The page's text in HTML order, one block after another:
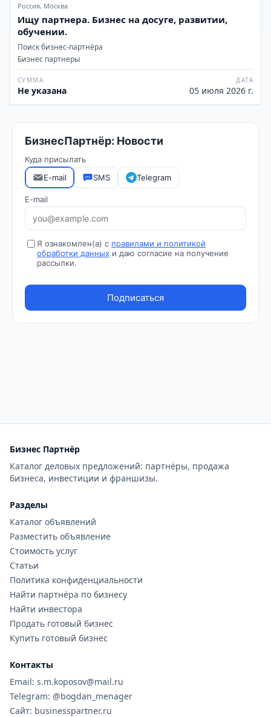
Россия, Москва
Ищу партнера. Бизнес на досуге, развитии,
обучении.
Поиск бизнес-партнёра
Бизнес партнеры
СУММА
Не указана
ДАТА
05 июля 2026 г.
Бизнес Партнёр
Каталог деловых предложений: партнёры, продажа
бизнеса, инвестиции и франшизы.
Разделы
Каталог объявлений
Разместить объявление
Стоимость услуг
Статьи
Политика конфиденциальности
Найти партнёра по бизнесу
Найти инвестора
Продать готовый бизнес
Купить готовый бизнес
Контакты
Email: s.m.koposov@mail.ru
Telegram: @bogdan_menager
Сайт: businesspartner.ru